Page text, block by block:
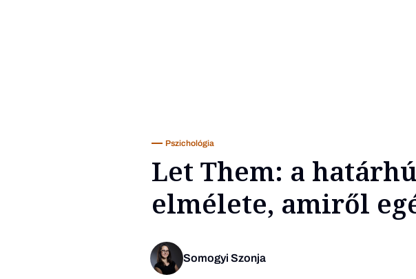
Pszichológia
Let Them: a
elmélete, amiről
Somogyi Szonja